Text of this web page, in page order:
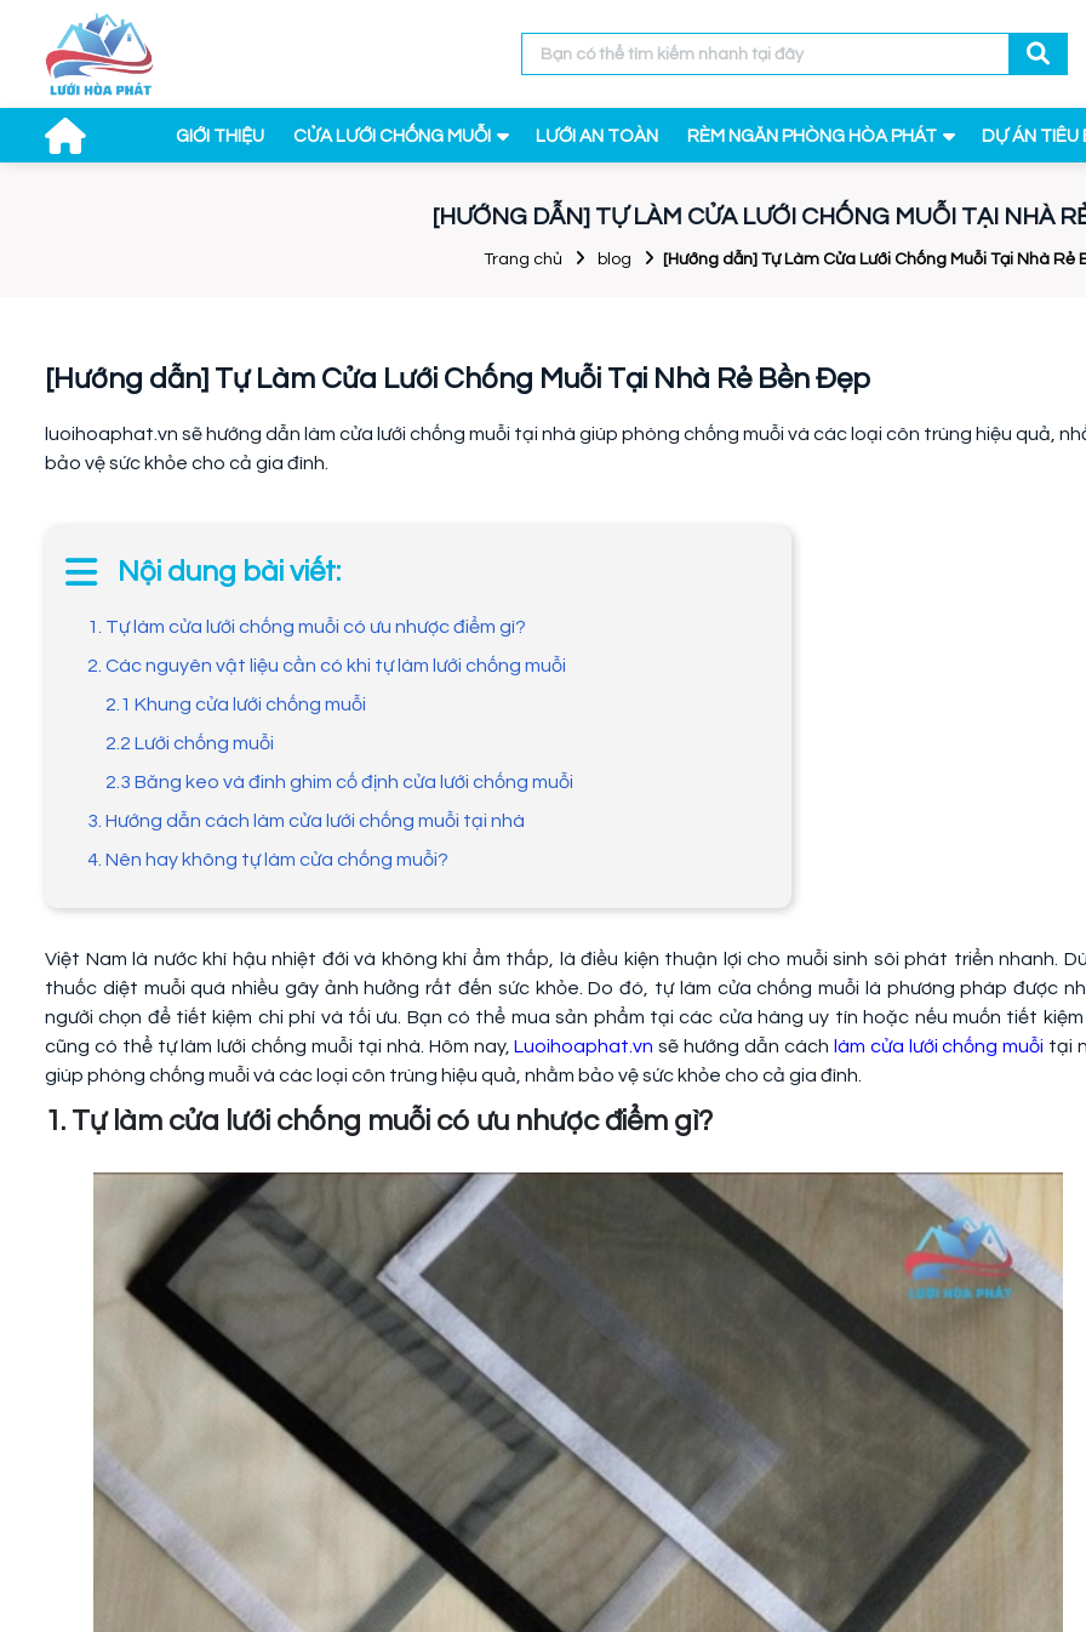
GIỚI THIỆU CỬA LƯỚI CHỐNG MUỖI LƯỚI AN TOÀN RÈM NGĂN PHÒNG HÒA PHÁT DỰ ÁN TIÊU
[HƯỚNG DẪN] TỰ LÀM CỬA LƯỚI CHỐNG MUỖI TẠI NHÀ
Trang chủ blog [Hướng dẫn] Tự Làm Cửa Lưới Chống Muỗi Tại Nhà Rẻ
[Hướng dẫn] Tự Làm Cửa Lưới Chống Muỗi Tại Nhà Rẻ Bền Đẹp
luoihoaphat.vn sẽ hướng dẫn làm cửa lưới chống muỗi tại nhà giúp phòng chống muỗi và các loại côn trùng hiệu quả,
bảo vệ sức khỏe cho cả gia đình.
Nội dung bài viết:
1. Tự làm cửa lưới chống muỗi có ưu nhược điểm gì?
2. Các nguyên vật liệu cần có khi tự làm lưới chống muỗi
2.1 Khung cửa lưới chống muỗi
2.2 Lưới chống muỗi
2.3 Băng keo và đinh ghim cố định cửa lưới chống muỗi
3. Hướng dẫn cách làm cửa lưới chống muỗi tại nhà
4. Nên hay không tự làm cửa chống muỗi?
Việt Nam là nước khí hậu nhiệt đới và không khí ẩm thấp, là điều kiện thuận lợi cho muỗi sinh sôi phát triển nhanh.
thuốc diệt muỗi quá nhiều gây ảnh hưởng rất đến sức khỏe. Do đó, tự làm cửa chống muỗi là phương pháp được
người chọn để tiết kiệm chi phí và tối ưu. Bạn có thể mua sản phẩm tại các cửa hàng uy tín hoặc nếu muốn tiết
cũng có thể tự làm lưới chống muỗi tại nhà. Hôm nay,Luoihoaphat.vn sẽ hướng dẫn cách làm cửa lưới chống muỗi tại
giúp phòng chống muỗi và các loại côn trùng hiệu quả, nhằm bảo vệ sức khỏe cho cả gia đình.
1. Tự làm cửa lưới chống muỗi có ưu nhược điểm gì?